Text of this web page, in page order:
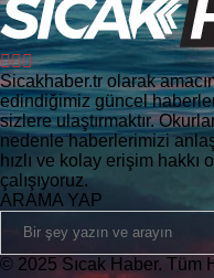
Sicakhaber.tr olarak
edindiğimiz güncel
sizlere ulaştırmaktır.
nedenle haberlerimizi
hızlı ve kolay erişim
çalışıyoruz.
ARAMA YAP
© 2025 Sıcak Haber. Tüm